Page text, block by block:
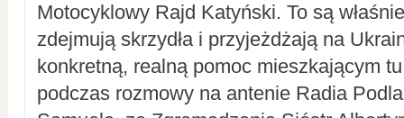
Motocyklowy Rajd Katyński. To są
zdejmują skrzydła i przyjeżdżają na
konkretną, realną pomoc mieszkającym
podczas rozmowy na antenie Radia